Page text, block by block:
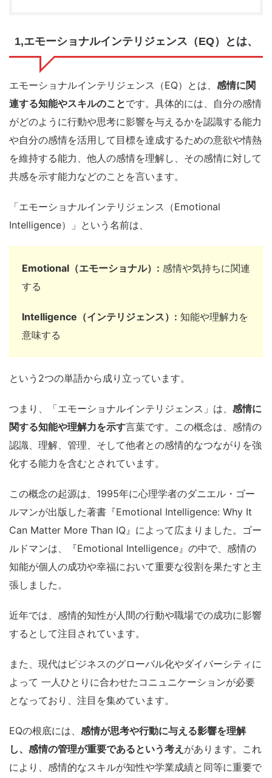
1,エモーショナルインテリジェンス（EQ）とは、
エモーショナルインテリジェンス（EQ）とは、 感情に関
連する知能やスキルのことです。具体的には、自分の感情
がどのように行動や思考に影響を与えるかを認識する能力
や自分の感情を活用して目標を達成するための意欲や情熱
を維持する能力、他人の感情を理解し、その感情に対して
共感を示す能力などのことを言います。
「エモーショナルインテリジェンス（Emotional
Intelligence）」という名前は、
Emotional（エモーショナル）: 感情や気持ちに関連
する
Intelligence（インテリジェンス）: 知能や理解力を
意味する
という2つの単語から成り立っています。
つまり、「エモーショナルインテリジェンス」は、 感情に
関する知能や理解力を示す言葉です。この概念は、感情の
認識、理解、管理、そして他者との感情的なつながりを強
化する能力を含むとされています。
この概念の起源は、1995年に心理学者のダニエル・ゴー
ルマンが出版した著書『Emotional Intelligence: Why It
Can Matter More Than IQ』によって広まりました。ゴー
ルドマンは、『Emotional Intelligence』の中で、感情の
知能が個人の成功や幸福において重要な役割を果たすと主
張しました。
近年では、感情的知性が人間の行動や職場での成功に影響
するとして注目されています。
また、現代はビジネスのグローバル化やダイバーシティに
よって 一人ひとりに合わせたコニュニケーションが必要
となっており、注目を集めています。
EQの根底には、 感情が思考や行動に与える影響を理解
し、感情の管理が重要であるという考え があります。これ
により、感情的なスキルが知性や学業成績と同等に重要で